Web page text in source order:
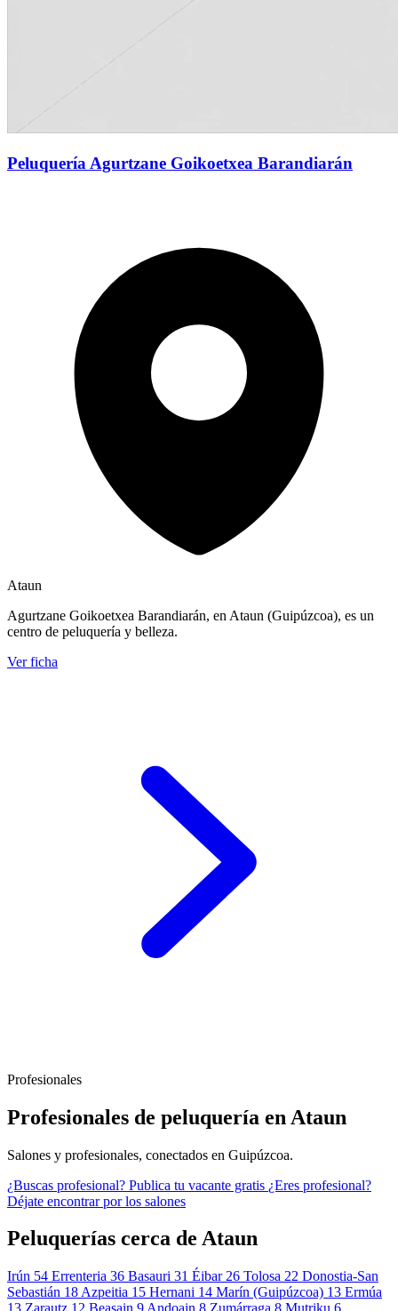
Peluquería Agurtzane Goikoetxea Barandiarán
Ataun
Agurtzane Goikoetxea Barandiarán, en Ataun (Guipúzcoa), es un
centro de peluquería y belleza.
Ver ficha
Profesionales
Profesionales de peluquería en Ataun
Salones y profesionales, conectados en Guipúzcoa.
¿Buscas profesional? Publica tu vacante gratis ¿Eres profesional?
Déjate encontrar por los salones
Peluquerías cerca de Ataun
Irún 54 Errenteria 36 Basauri 31 Éibar 26 Tolosa 22 Donostia-San
Sebastián 18 Azpeitia 15 Hernani 14 Marín (Guipúzcoa) 13 Ermúa